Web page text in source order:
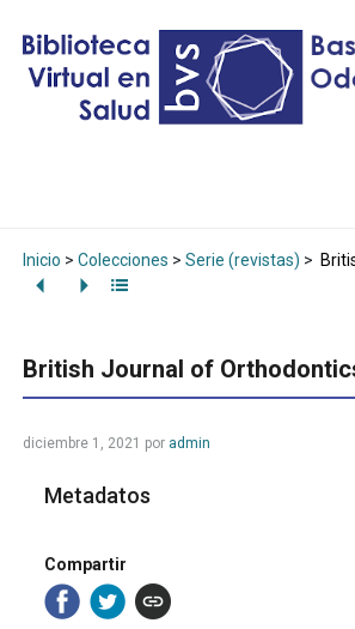
Inicio > Colecciones > Serie (revistas) >
British Journal of
diciembre 1, 2021 por admin
Metadatos
Compartir